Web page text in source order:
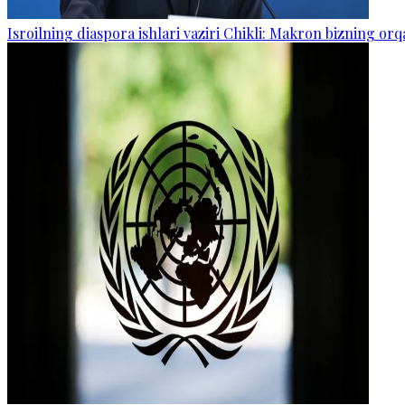
Isroilning diaspora ishlari vaziri Chikli: Makron bizning